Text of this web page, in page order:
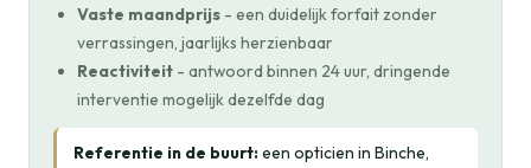
Vaste maandprijs - een duidelijk forfait zonder
verrassingen, jaarlijks herzienbaar
Reactiviteit - antwoord binnen 24 uur, dringende
interventie mogelijk dezelfde dag
Referentie in de buurt:een opticien in Binche,